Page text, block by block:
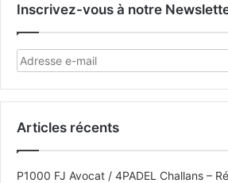
Inscrivez-vous à notre
Articles récents
P1000 FJ Avocat / 4PADEL Challans –